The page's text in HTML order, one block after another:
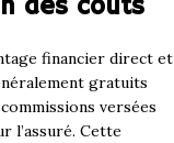
des coûts
financier direct et
gratuits
versées
l’assuré. Cette